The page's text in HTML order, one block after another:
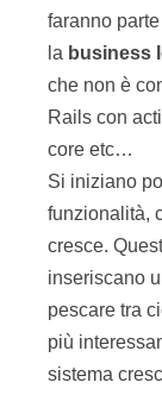
faranno
la business
che non è
Rails con
core etc…
Si iniziano
funzionalità,
cresce.
inseriscano
pescare tra
più
sistema